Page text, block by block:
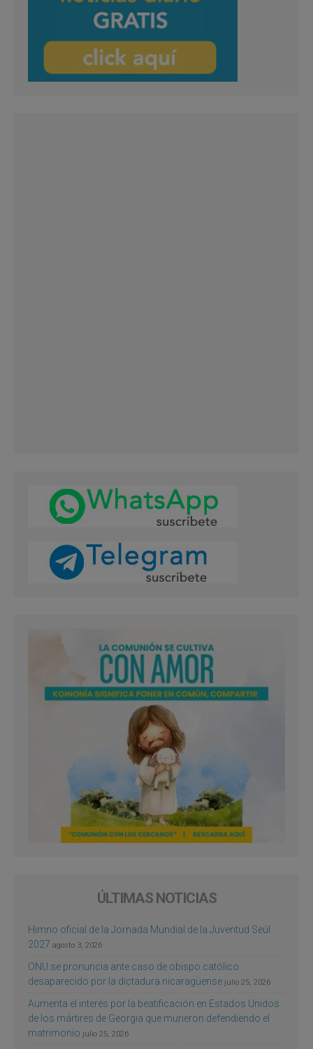
ÚLTIMAS NOTICIAS
Himno oficial de la Jornada Mundial de la Juventud Seúl
2027 agosto 3, 2026
ONU se pronuncia ante caso de obispo católico
desaparecido por la dictadura nicaragüense julio 25, 2026
Aumenta el interés por la beatificación en Estados Unidos
de los mártires de Georgia que murieron defendiendo el
matrimonio julio 25, 2026